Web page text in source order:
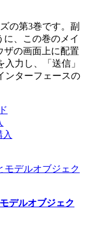
の第3巻です。副
、この巻のメイ
ザの画面上に配置
力し、「送信」
ンターフェースの
デルオブジェク